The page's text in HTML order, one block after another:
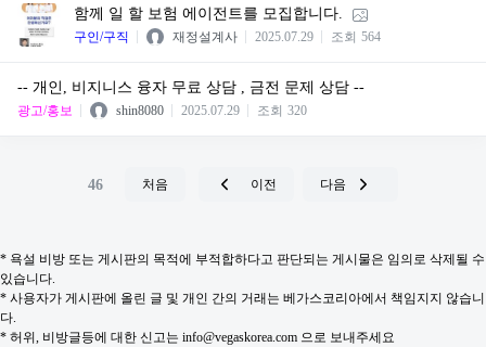
함께 일 할 보험 에이전트를 모집합니다.
구인/구직 재정설계사 2025.07.29 조회 564
-- 개인, 비지니스 융자 무료 상담 , 금전 문제 상담 --
광고/홍보 shin8080 2025.07.29 조회 320
46 처음 이전 다음
* 욕설 비방 또는 게시판의 목적에 부적합하다고 판단되는 게시물은 임의로 삭제될 수
있습니다.
* 사용자가 게시판에 올린 글 및 개인 간의 거래는 베가스코리아에서 책임지지 않습니
다.
* 허위, 비방글등에 대한 신고는 info@vegaskorea.com 으로 보내주세요